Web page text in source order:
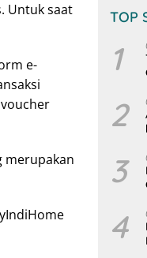
Untuk saat
e-
merupakan
TOP
1
2
3
4